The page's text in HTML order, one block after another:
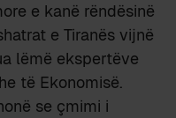
e kanë rëndësinë
e Tiranës vijnë
lëmë ekspertëve
të Ekonomisë.
se çmimi i